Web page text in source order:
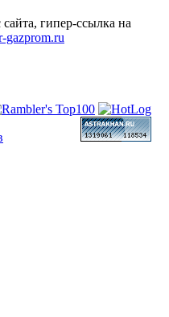
гипер-ссылка на
gazprom.ru